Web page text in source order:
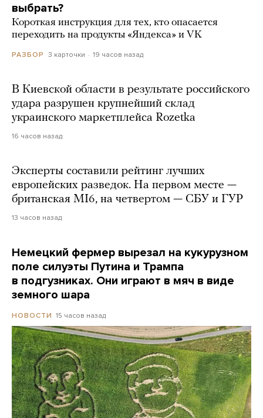
выбрать?
Короткая инструкция для тех, кто опасается
переходить на продукты «Яндекса» и VK
РАЗБОР 3 карточки 19 часов назад
В Киевской области в результате российского
удара разрушен крупнейший склад
украинского маркетплейса Rozetka
16 часов назад
Эксперты составили рейтинг лучших
европейских разведок. На первом месте —
британская MI6, на четвертом — СБУ и ГУР
13 часов назад
Немецкий фермер вырезал на кукурузном
поле силуэты Путина и Трампа
в подгузниках. Они играют в мяч в виде
земного шара
НОВОСТИ 15 часов назад